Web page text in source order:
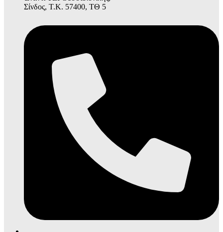
Σίνδος, Τ.Κ. 57400, ΤΘ 5